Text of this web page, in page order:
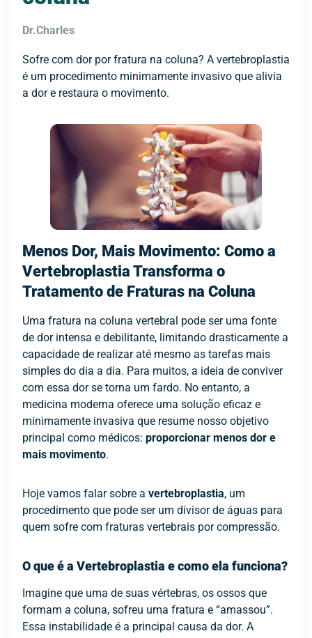
Dr.Charles
Sofre com dor por fratura na coluna? A vertebroplastia
é um procedimento minimamente invasivo que alivia
a dor e restaura o movimento.
Menos Dor, Mais Movimento: Como a
Vertebroplastia Transforma o
Tratamento de Fraturas na Coluna
Uma fratura na coluna vertebral pode ser uma fonte
de dor intensa e debilitante, limitando drasticamente a
capacidade de realizar até mesmo as tarefas mais
simples do dia a dia. Para muitos, a ideia de conviver
com essa dor se torna um fardo. No entanto, a
medicina moderna oferece uma solução eficaz e
minimamente invasiva que resume nosso objetivo
principal como médicos: proporcionar menos dor e
mais movimento.
Hoje vamos falar sobre a vertebroplastia, um
procedimento que pode ser um divisor de águas para
quem sofre com fraturas vertebrais por compressão.
O que é a Vertebroplastia e como ela funciona?
Imagine que uma de suas vértebras, os ossos que
formam a coluna, sofreu uma fratura e “amassou”.
Essa instabilidade é a principal causa da dor. A